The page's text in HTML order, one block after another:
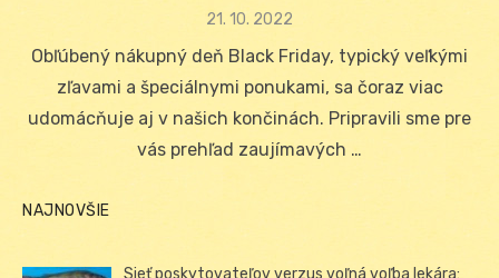
Posted
21. 10. 2022
Obľúbený nákupný deň Black Friday, typický veľkými
zľavami a špeciálnymi ponukami, sa čoraz viac
udomácňuje aj v našich končinách. Pripravili sme pre
vás prehľad zaujímavých …
NAJNOVŠIE